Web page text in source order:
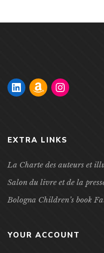
EXTRA LINKS
La Charte des auteurs et
Salon du livre et de la
Bologna Children’s book
YOUR ACCOUNT